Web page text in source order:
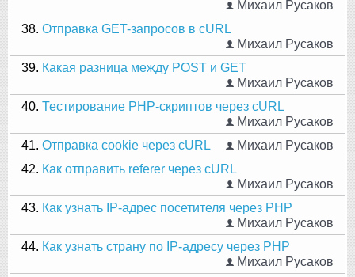
Михаил Русаков
38. Отправка GET-запросов в cURL
Михаил Русаков
39. Какая разница между POST и GET
Михаил Русаков
40. Тестирование PHP-скриптов через cURL
Михаил Русаков
41. Отправка cookie через cURL
Михаил Русаков
42. Как отправить referer через cURL
Михаил Русаков
43. Как узнать IP-адрес посетителя через PHP
Михаил Русаков
44. Как узнать страну по IP-адресу через PHP
Михаил Русаков